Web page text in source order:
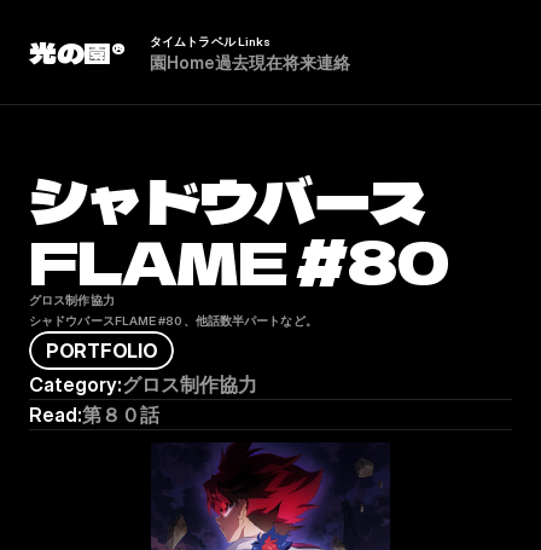
光の園® タイムトラベル Links
園Home過去現在将来連絡
シャドウバース
FLAME #80
グロス制作協力
シャドウバースFLAME #80、他話数半パートなど。
PORTFOLIO
Category:グロス制作協力
Read:第８０話